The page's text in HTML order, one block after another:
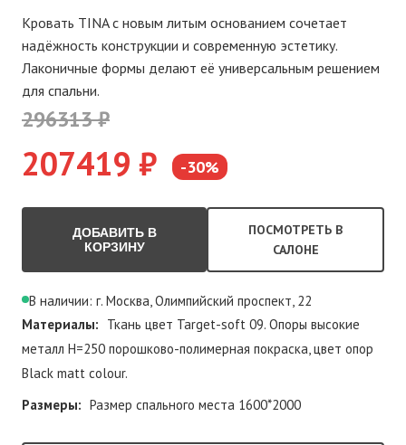
Кровать TINA с новым литым основанием сочетает
надёжность конструкции и современную эстетику.
Лаконичные формы делают её универсальным решением
для спальни.
296313 ₽
207419 ₽ -30%
ДОБАВИТЬ В
КОРЗИНУ
ПОСМОТРЕТЬ В
САЛОНЕ
В наличии: г. Москва, Олимпийский проспект, 22
Материалы: Ткань цвет Target-soft 09. Опоры высокие
металл Н=250 порошково-полимерная покраска, цвет опор
Black matt colour.
Размеры: Размер спального места 1600*2000